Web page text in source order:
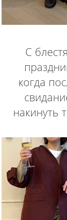
С
когда
накинуть